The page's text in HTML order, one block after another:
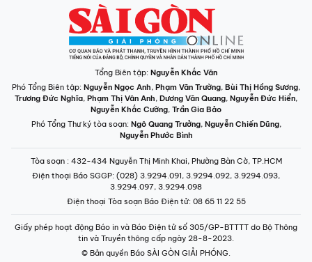
Tổng Biên tập: Nguyễn Khắc Văn
Phó Tổng Biên tập: Nguyễn Ngọc Anh, Phạm Văn Trường, Bùi Thị Hồng Sương,
Trương Đức Nghĩa, Phạm Thị Vân Anh, Dương Văn Quang, Nguyễn Đức Hiển,
Nguyễn Khắc Cường, Trần Gia Bảo
Phó Tổng Thư ký tòa soạn: Ngô Quang Trưởng, Nguyễn Chiến Dũng,
Nguyễn Phước Bình
Tòa soạn : 432-434 Nguyễn Thị Minh Khai, Phường Bàn Cờ, TP.HCM
Điện thoại Báo SGGP: (028) 3.9294.091, 3.9294.092, 3.9294.093,
3.9294.097, 3.9294.098
Điện thoại Tòa soạn Báo Điện tử: 08 65 11 22 55
Giấy phép hoạt động Báo in và Báo Điện tử số 305/GP-BTTTT do Bộ Thông
tin và Truyền thông cấp ngày 28-8-2023.
© Bản quyền Báo SÀI GÒN GIẢI PHÓNG.